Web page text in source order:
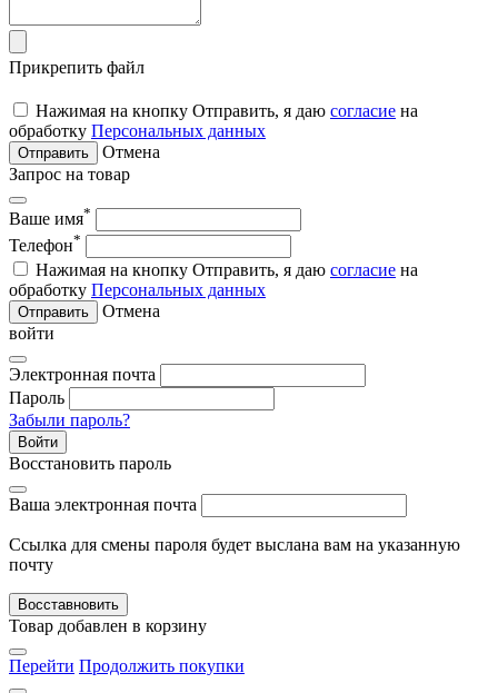
Прикрепить файл
Нажимая на кнопку Отправить, я даю согласие на
обработку Персональных данных
Отправить
Отмена
Запрос на товар
Ваше имя*
Телефон*
Нажимая на кнопку Отправить, я даю согласие на
обработку Персональных данных
Отправить
Отмена
войти
Электронная почта
Пароль
Забыли пароль?
Войти
Восстановить пароль
Ваша электронная почта
Ссылка для смены пароля будет выслана вам на указанную
почту
Восставновить
Товар добавлен в корзину
Перейти Продолжить покупки